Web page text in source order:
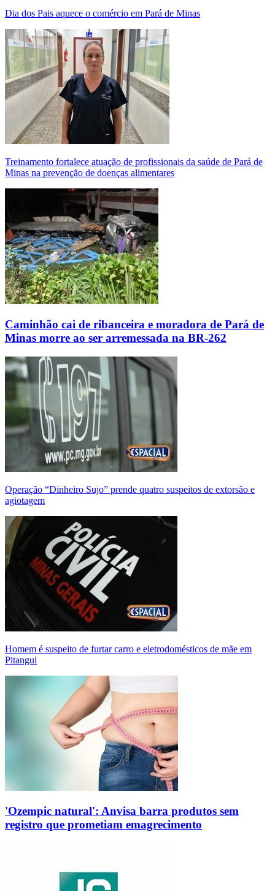
Dia dos Pais aquece o comércio em Pará de Minas
Treinamento fortalece atuação de profissionais da saúde de Pará de
Minas na prevenção de doenças alimentares
Caminhão cai de ribanceira e moradora de Pará de
Minas morre ao ser arremessada na BR-262
Operação “Dinheiro Sujo” prende quatro suspeitos de extorsão e
agiotagem
Homem é suspeito de furtar carro e eletrodomésticos de mãe em
Pitangui
'Ozempic natural': Anvisa barra produtos sem
registro que prometiam emagrecimento